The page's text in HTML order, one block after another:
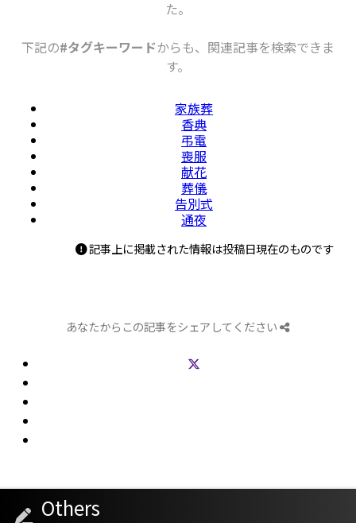
た。
下記の#タグキーワードからも、関連記事を検索できま
す。
家族葬
香典
弔電
喪服
献花
葬儀
告別式
通夜
記事上に掲載された情報は投稿日現在のものです
あなたからこの記事をシェアしてください
Others